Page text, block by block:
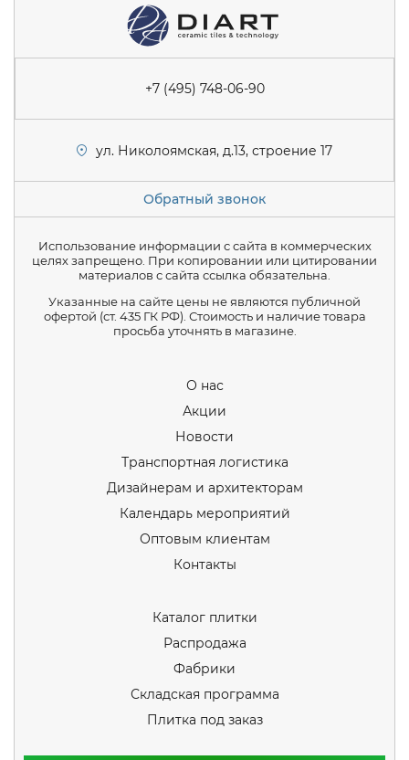
+7 (495) 748-06-90
ул. Николоямская, д.13, строение 17
Обратный звонок
Использование информации с сайта в коммерческих
целях запрещено. При копировании или цитировании
материалов с сайта ссылка обязательна.
Указанные на сайте цены не являются публичной
офертой (ст. 435 ГК РФ). Стоимость и наличие товара
просьба уточнять в магазине.
О нас
Акции
Новости
Транспортная логистика
Дизайнерам и архитекторам
Календарь мероприятий
Оптовым клиентам
Контакты
Каталог плитки
Распродажа
Фабрики
Складская программа
Плитка под заказ